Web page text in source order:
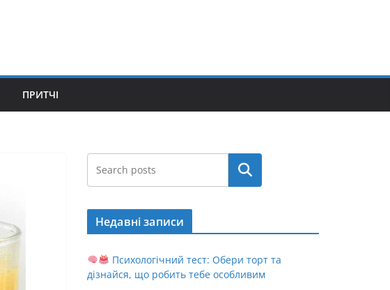
ПРИТЧІ
Пошук
Недавні записи
Психологічний тест: Обери торт та
дізнайся, що робить тебе особливим